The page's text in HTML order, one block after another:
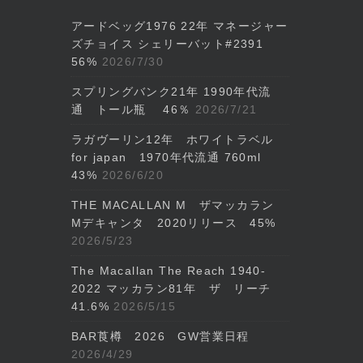
アードベッグ1976 22年 マネージャー
ズチョイス シェリーバット#2391
56% 2026/7/30
スプリングバンク21年 1990年代流
通 トール瓶 46％
2026/7/21
ラガヴーリン12年 ホワイトラベル
for japan 1970年代流通 760ml
43% 2026/6/20
THE MACALLAN M ザマッカラン
Mデキャンタ 2020リリース 45%
2026/5/23
The Macallan The Reach 1940-
2022 マッカラン81年 ザ リーチ
41.6% 2026/5/15
BAR莨樽 2026 GW営業日程
2026/4/29